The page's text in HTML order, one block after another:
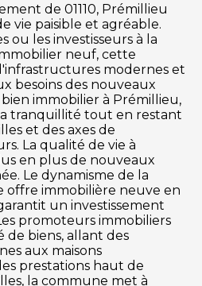
de 01110, Prémillieu
vie paisible et agréable.
ou les investisseurs à la
neuf, cette
modernes et
besoins des nouveaux
immobilier à Prémillieu,
tranquillité tout en restant
et des axes de
La qualité de vie à
en plus de nouveaux
Le dynamisme de la
offre immobilière neuve en
un investissement
promoteurs immobiliers
biens, allant des
aux maisons
prestations haut de
la commune met à